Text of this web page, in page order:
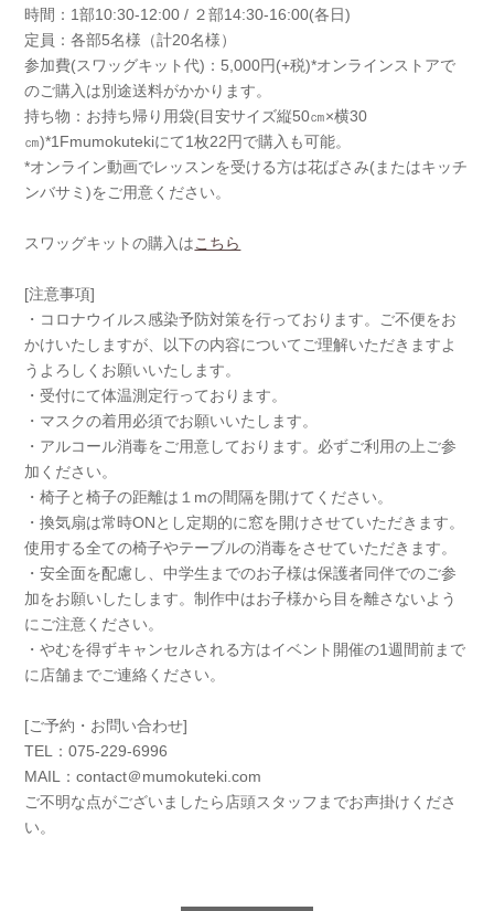
時間：1部10:30-12:00 / ２部14:30-16:00(各日)
定員：各部5名様（計20名様）
参加費(スワッグキット代)：5,000円(+税)*オンラインストアで
のご購入は別途送料がかかります。
持ち物：お持ち帰り用袋(目安サイズ縦50㎝×横30
㎝)*1Fmumokutekiにて1枚22円で購入も可能。
*オンライン動画でレッスンを受ける方は花ばさみ(またはキッチ
ンバサミ)をご用意ください。
スワッグキットの購入はこちら
[注意事項]
・コロナウイルス感染予防対策を行っております。ご不便をお
かけいたしますが、以下の内容についてご理解いただきますよ
うよろしくお願いいたします。
・受付にて体温測定行っております。
・マスクの着用必須でお願いいたします。
・アルコール消毒をご用意しております。必ずご利用の上ご参
加ください。
・椅子と椅子の距離は１mの間隔を開けてください。
・換気扇は常時ONとし定期的に窓を開けさせていただきます。
使用する全ての椅子やテーブルの消毒をさせていただきます。
・安全面を配慮し、中学生までのお子様は保護者同伴でのご参
加をお願いしたします。制作中はお子様から目を離さないよう
にご注意ください。
・やむを得ずキャンセルされる方はイベント開催の1週間前まで
に店舗までご連絡ください。
[ご予約・お問い合わせ]
TEL：075-229-6996
MAIL：contact＠mumokuteki.com
ご不明な点がございましたら店頭スタッフまでお声掛けくださ
い。